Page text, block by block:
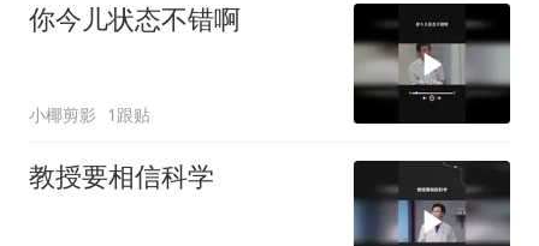
你今儿状态不错啊
小椰剪影 1跟贴
教授要相信科学